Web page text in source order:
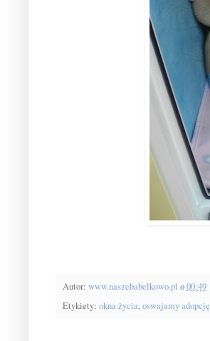
Autor: www.naszebabelkowo.pl o00:49
Etykiety: okna życia,oswajamy adopcję